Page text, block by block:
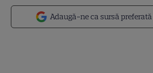
Adaugă-ne ca sursă